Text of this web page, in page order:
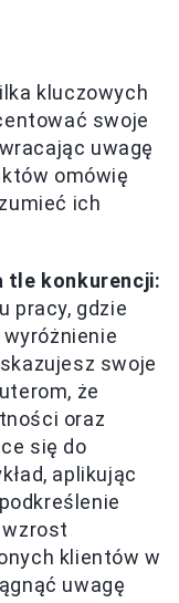
kluczowych
swoje
uwagę
omówię
ich
tle konkurencji:
pracy, gdzie
swoje
że
oraz
się do
aplikując
klientów w
uwagę